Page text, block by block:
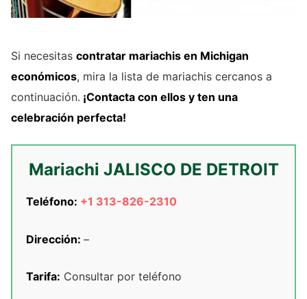
Si necesitas contratar mariachis en Michigan
económicos, mira la lista de mariachis cercanos a
continuación. ¡Contacta con ellos y ten una
celebración perfecta!
Mariachi JALISCO DE DETROIT
Teléfono: +1 313-826-2310
Dirección: –
Tarifa: Consultar por teléfono